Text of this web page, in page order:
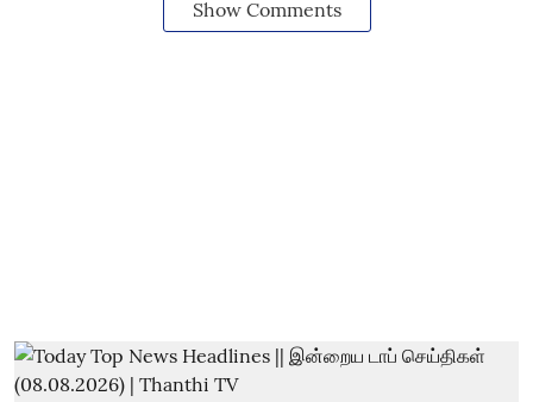
Show Comments